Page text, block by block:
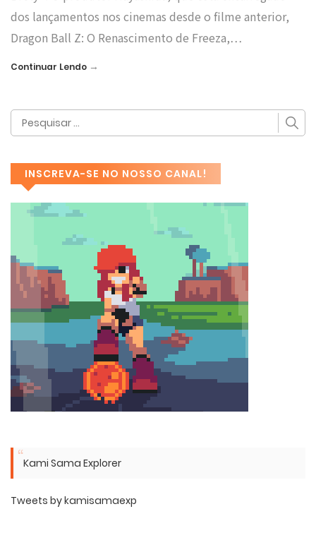
dos lançamentos nos cinemas desde o filme anterior,
Dragon Ball Z: O Renascimento de Freeza,…
Continuar Lendo →
INSCREVA-SE NO NOSSO CANAL!
Kami Sama Explorer
Tweets by kamisamaexp